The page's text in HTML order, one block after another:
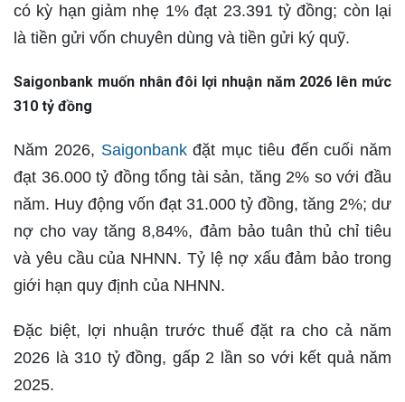
có kỳ hạn giảm nhẹ 1% đạt 23.391 tỷ đồng; còn lại
là tiền gửi vốn chuyên dùng và tiền gửi ký quỹ.
Saigonbank muốn nhân đôi lợi nhuận năm 2026 lên mức
310 tỷ đồng
Năm 2026, Saigonbankđặt mục tiêu đến cuối năm
đạt 36.000 tỷ đồng tổng tài sản, tăng 2% so với đầu
năm. Huy động vốn đạt 31.000 tỷ đồng, tăng 2%; dư
nợ cho vay tăng 8,84%, đảm bảo tuân thủ chỉ tiêu
và yêu cầu của NHNN. Tỷ lệ nợ xấu đảm bảo trong
giới hạn quy định của NHNN.
Đặc biệt, lợi nhuận trước thuế đặt ra cho cả năm
2026 là 310 tỷ đồng, gấp 2 lần so với kết quả năm
2025.